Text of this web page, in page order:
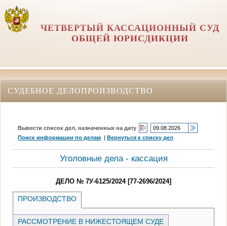
ЧЕТВЕРТЫЙ КАССАЦИОННЫЙ СУД
ОБЩЕЙ ЮРИСДИКЦИИ
СУДЕБНОЕ ДЕЛОПРОИЗВОДСТВО
Вывести список дел, назначенных на дату
Поиск информации по делам |Вернуться к списку дел
Уголовные дела - кассация
ДЕЛО № 7У-6125/2024 [77-2696/2024]
ПРОИЗВОДСТВО
РАССМОТРЕНИЕ В НИЖЕСТОЯЩЕМ СУДЕ